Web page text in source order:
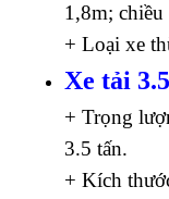
1,8m; chiều
+ Loại xe
Xe tải
+ Trọng
3.5 tấn.
+ Kích